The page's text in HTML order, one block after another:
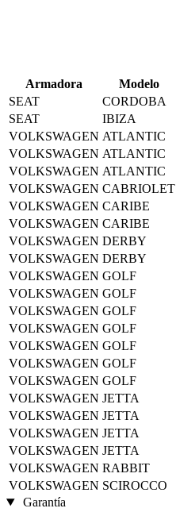
Armadora Modelo
SEAT
CORDOBA
SEAT
IBIZA
VOLKSWAGEN ATLANTIC
VOLKSWAGEN ATLANTIC
VOLKSWAGEN ATLANTIC
VOLKSWAGEN CABRIOLET
VOLKSWAGEN CARIBE
VOLKSWAGEN CARIBE
VOLKSWAGEN DERBY
VOLKSWAGEN DERBY
VOLKSWAGEN GOLF
VOLKSWAGEN GOLF
VOLKSWAGEN GOLF
VOLKSWAGEN GOLF
VOLKSWAGEN GOLF
VOLKSWAGEN GOLF
VOLKSWAGEN GOLF
VOLKSWAGEN JETTA
VOLKSWAGEN JETTA
VOLKSWAGEN JETTA
VOLKSWAGEN JETTA
VOLKSWAGEN RABBIT
VOLKSWAGEN SCIROCCO
Garantía